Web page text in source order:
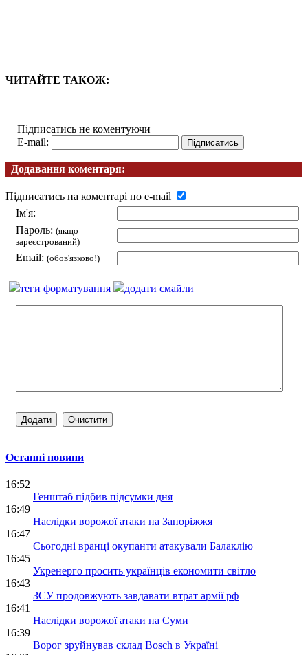
ЧИТАЙТЕ ТАКОЖ:
Підписатись не коментуючи
E-mail:
Додавання коментаря:
Підписатись на коментарі по e-mail
Ім'я:
Пароль: (якщо
зареєстрований)
Email: (обов'язково!)
теги форматування додати смайли
Останні новини
16:52
Генштаб підбив підсумки дня
16:49
Наслідки ворожої атаки на Запоріжжя
16:47
Сьогодні вранці окупанти атакували Балаклію
16:45
Укренерго просить українців економити світло
16:43
ЗСУ продовжують завдавати втрат армії рф
16:41
Наслідки ворожої атаки на Суми
16:39
Ворог зруйнував склад Bosch в Україні